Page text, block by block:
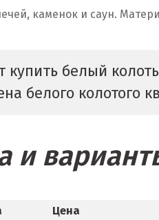
каменок и саун.
купить белый
белого колотого
и
Цена